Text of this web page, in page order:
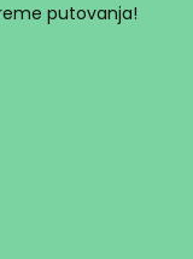
putovanja!